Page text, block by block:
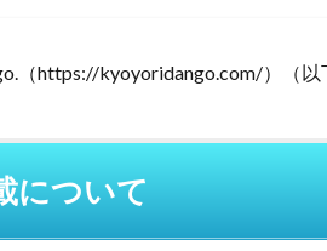
（https://kyoyoridango.com/）（
について